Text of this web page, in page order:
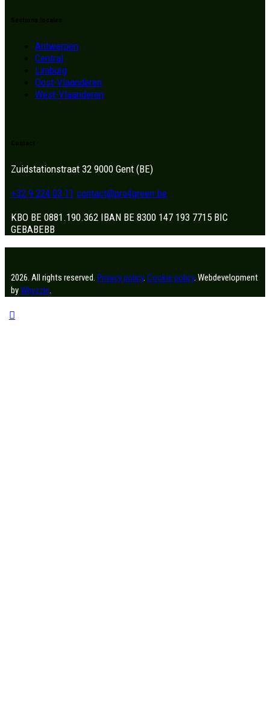
Sections locales
Antwerpen
Central
Limburg
Oost-Vlaanderen
West-Vlaanderen
Contact
Zuidstationstraat 32 9000 Gent (BE)
+32 9 224 03 11 contact@pro4green.be
KBO BE 0881.190.362 IBAN BE 8300 147 193 7715 BIC
GEBABEBB
2026. All rights reserved. Privacy policy. Cookie policy. Webdevelopment
byWhyzzle.